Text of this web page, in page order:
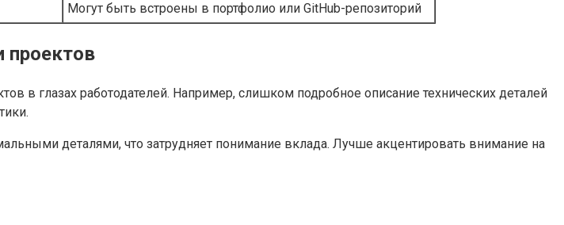
Могут быть встроены в портфолио или GitHub-репозиторий
проектов
в глазах работодателей. Например, слишком подробное описание технических деталей
деталями, что затрудняет понимание вклада. Лучше акцентировать внимание на